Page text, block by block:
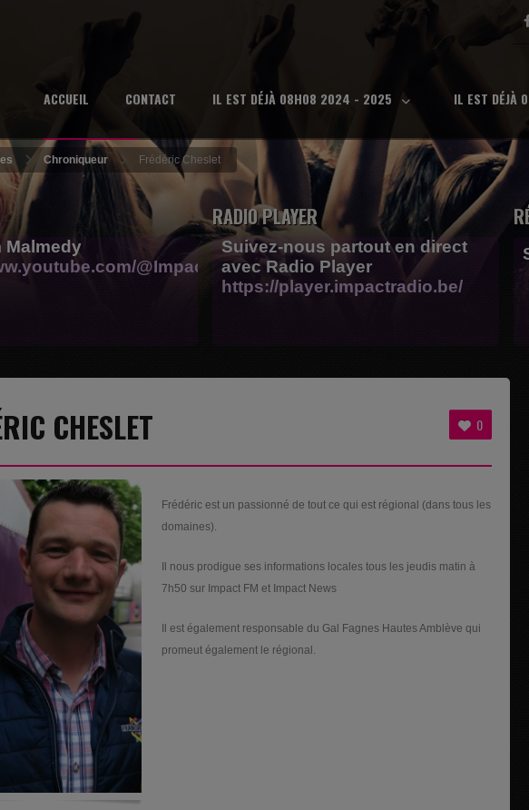
ACCUEIL CONTACT IL EST DÉJÀ 08H08 2024 - 2025 IL EST DÉJÀ
Chroniqueur Frédéric Cheslet
Malmedy
@Impactfm-
RADIO PLAYER
Suivez-nous partout en direct
avec Radio Player
https://player.impactradio.be/
0
CHESLET
Frédéric est un passionné de tout ce qui est régional (dans tous les
domaines).
Il nous prodigue ses informations locales tous les jeudis matin à
7h50 sur Impact FM et Impact News
Il est également responsable du Gal Fagnes Hautes Amblève qui
promeut également le régional.
" C'EST UNE BONNE NOUVELLE C'EST